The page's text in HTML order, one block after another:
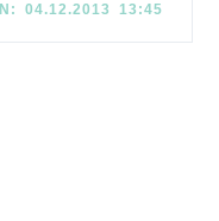
04.12.2013 13:45